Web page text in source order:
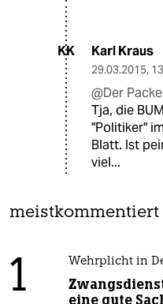
KK Karl Kraus
29.03.2015,
@Der
Tja, die
"Politiker"
Blatt. Ist
viel...
meistkommentiert
1 Wehrplicht in
eine gute